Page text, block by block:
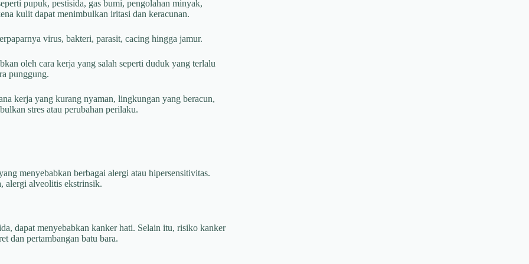
pupuk, pestisida, gas bumi, pengolahan minyak,
kulit dapat menimbulkan iritasi dan keracunan.
virus, bakteri, parasit, cacing hingga jamur.
oleh cara kerja yang salah seperti duduk yang terlalu
punggung.
kerja yang kurang nyaman, lingkungan yang beracun,
stres atau perubahan perilaku.
menyebabkan berbagai alergi atau hipersensitivitas.
alergi alveolitis ekstrinsik.
dapat menyebabkan kanker hati. Selain itu, risiko kanker
dan pertambangan batu bara.